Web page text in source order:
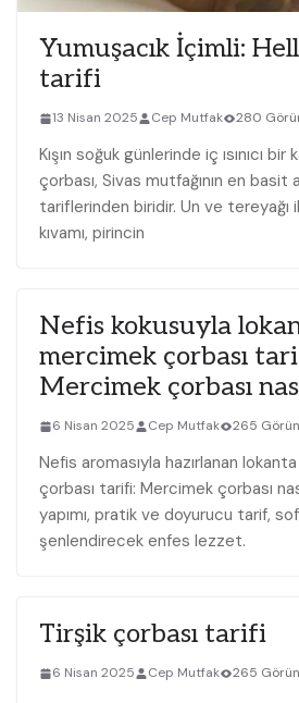
Yumuşacık İçimli:
tarifi
13 Nisan 2025 Cep Mutfak 280
Kışın soğuk günlerinde iç ısınıcı
çorbası, Sivas mutfağının en basit
tariflerinden biridir. Un ve tereyağı
kıvamı, pirincin
Nefis kokusuyla
mercimek çorbası
Mercimek çorbası
6 Nisan 2025 Cep Mutfak 265
Nefis aromasıyla hazırlanan
çorbası tarifi: Mercimek çorbası
yapımı, pratik ve doyurucu tarif,
şenlendirecek enfes lezzet.
Tirşik çorbası tarifi
6 Nisan 2025 Cep Mutfak 265